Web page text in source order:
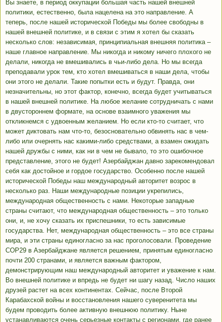
Вы знаете, в период оккупации большая часть нашей внешней
политики, естественно, была нацелена на это направление. А
теперь, после нашей исторической Победы мы более свободны в
нашей внешней политике, и в связи с этим я хотел бы сказать
несколько слов: независимая, принципиальная внешняя политика –
наше главное направление. Мы никогда и никому ничего плохого не
делали, никогда не вмешивались в чьи-либо дела. Но мы всегда
преподавали урок тем, кто хотел вмешиваться в наши дела, чтобы
они этого не делали. Такие попытки есть и будут. Правда, они
незначительны, но этот фактор, конечно, всегда будет учитываться
в нашей внешней политике. На любое желание сотрудничать с нами
в двустороннем формате, на основе взаимного уважения мы
откликнемся с удвоенным желанием. Но если кто-то считает, что
может диктовать нам что-то, безосновательно обвинять нас в чем-
либо или очернять нас какими-либо средствами, а взамен ожидать
нашей дружбы с ними, как ни в чем не бывало, то это ошибочное
представление, этого не будет! Азербайджан давно зарекомендовал
себя как достойное и гордое государство. Особенно после нашей
исторической Победы наш международный авторитет возрос в
несколько раз. Наши международные позиции укрепились,
международная общественность с нами. Некоторые западные
страны считают, что международная общественность – это только
они, и, не хочу сказать их приспешники, то есть зависимые
государства. Нет, международная общественность – это все страны
мира, и эти страны единогласно за нас проголосовали. Проведение
COP29 в Азербайджане является решением, принятым единогласно
почти 200 странами, и является важным фактором,
демонстрирующим наш международный авторитет и уважение к нам.
Во внешней политике и впредь не будет ни шагу назад. Число наших
друзей растет на всех континентах. Сейчас, после Второй
Карабахской войны и восстановления нашего суверенитета мы
будем проводить более активную внешнюю политику. Ныне
устанавливаются очень серьезные контакты с регионами, где ранее